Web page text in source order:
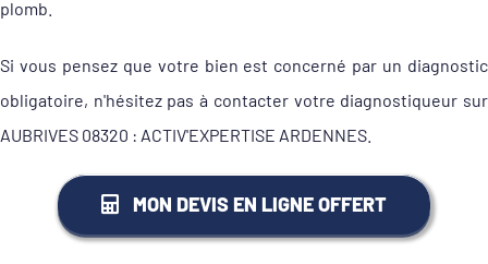
plomb.
Si vous pensez que votre bien est concerné par un diagnostic
obligatoire, n'hésitez pas à contacter votre diagnostiqueur sur
AUBRIVES 08320 : ACTIV'EXPERTISE ARDENNES.
MON DEVIS EN LIGNE OFFERT